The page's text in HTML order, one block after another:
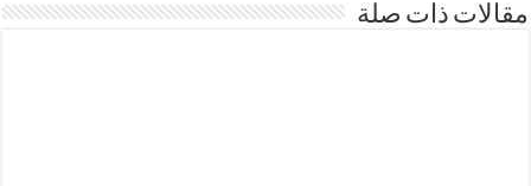
ذات صلة